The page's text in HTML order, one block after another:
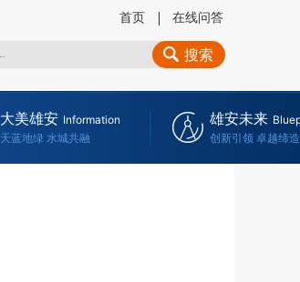
首页 在线问答
搜索
大美雄安 Information
天蓝地绿 水城共融
雄安未来
创新引领 卓越缔造